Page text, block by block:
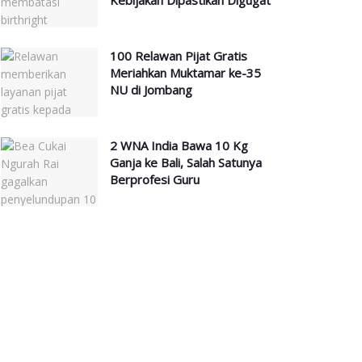
100 Relawan Pijat Gratis
Meriahkan Muktamar ke-35
NU di Jombang
2 WNA India Bawa 10 Kg
Ganja ke Bali, Salah Satunya
Berprofesi Guru